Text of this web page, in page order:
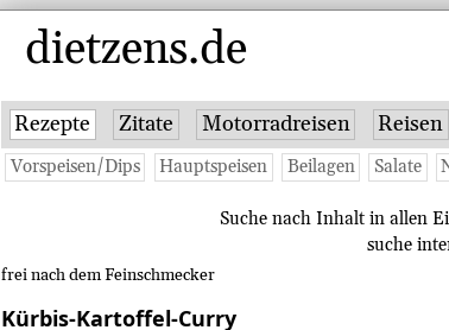
dietzens.de
Rezepte Zitate Motorradreisen Reisen
Vorspeisen/Dips Hauptspeisen Beilagen Salate
Suche nach Inhalt in allen
suche
frei nach dem Feinschmecker
Kürbis-Kartoffel-Curry